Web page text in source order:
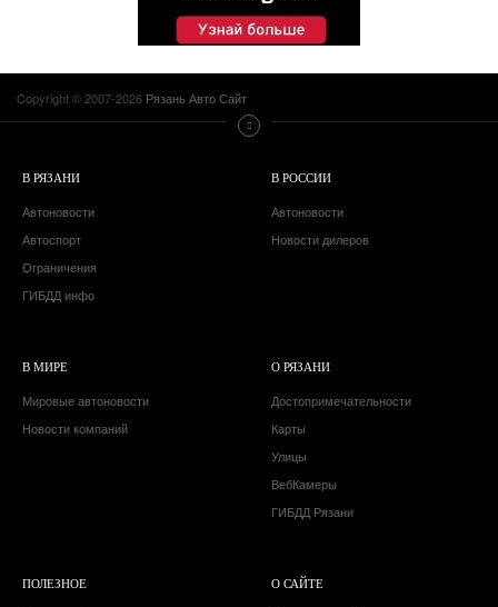
Copyright © 2007-2026 Рязань Авто Сайт
В РЯЗАНИ
Автоновости
Автоспорт
Ограничения
ГИБДД инфо
В РОССИИ
Автоновости
Новости дилеров
В МИРЕ
Мировые автоновости
Новости компаний
О РЯЗАНИ
Достопримечательности
Карты
Улицы
ВебКамеры
ГИБДД Рязани
ПОЛЕЗНОЕ О САЙТЕ